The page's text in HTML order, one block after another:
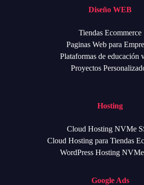
Diseño WEB
Tiendas Ecommerce
Paginas Web para
Plataformas de educación
Proyectos
Hosting
Cloud Hosting NVMe
Cloud Hosting para Tiendas
WordPress Hosting
Google Ads